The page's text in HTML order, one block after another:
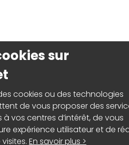
sur
cookies ou des technologies
de vous proposer des
vos centres d’intérêt, de vous
expérience utilisateur et de
visites.En savoir plus >